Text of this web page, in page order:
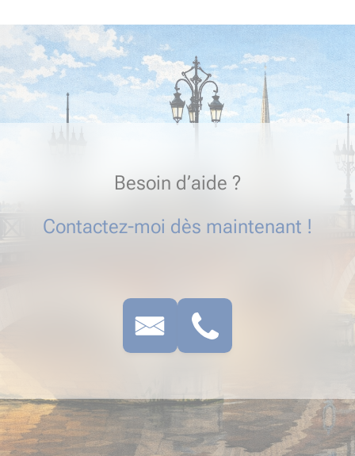
Besoin d’aide ?
Contactez-moi dès maintenant !